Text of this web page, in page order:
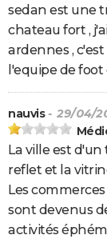
sedan est une
chateau fort ,
ardennes ,
l'equipe de
nauvis- 29/04/
La ville est d'un
reflet et la
Les
sont devenus
activités